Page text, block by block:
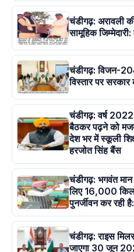
चंडीगढ़: अरावली
सामूहिक
चंडीगढ़: विजन-
विस्तार पर
चंडीगढ़: वर्ष 2022
बैठकर पढ़ने को
देश भर में स्कूली
हरजोत सिंह बैंस
चंडीगढ़: भगवंत
लिए 16,000
पुनर्जीवन कर रही
चंडीगढ़: राइस
जाएगा 30 जून